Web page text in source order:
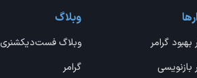
بهبود گرامر
بازنویسی
وبلاگ
وبلاگ فست‌دیکشنری
گرامر